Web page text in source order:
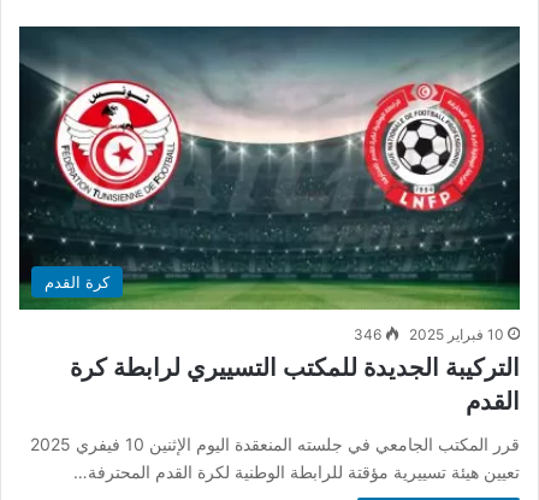
كرة القدم
10 فبراير 2025 346
التركيبة الجديدة للمكتب التسييري لرابطة كرة
القدم
قرر المكتب الجامعي في جلسته المنعقدة اليوم الإثنين 10 فيفري 2025
تعيين هيئة تسييرية مؤقتة للرابطة الوطنية لكرة القدم المحترفة…